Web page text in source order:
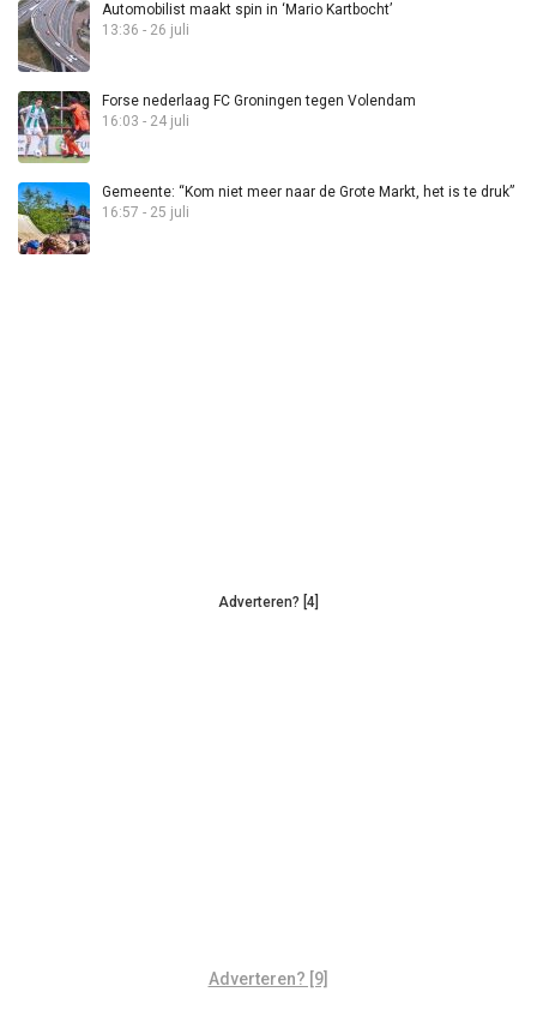
Automobilist maakt spin in ‘Mario Kartbocht’
13:36 - 26 juli
Forse nederlaag FC Groningen tegen Volendam
16:03 - 24 juli
Gemeente: “Kom niet meer naar de Grote Markt, het is te druk”
16:57 - 25 juli
Adverteren? [4]
Adverteren? [9]